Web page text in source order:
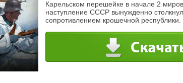
Карельском перешейке в начале 2
наступление СССР вынужденно
сопротивлением крошечной республики.